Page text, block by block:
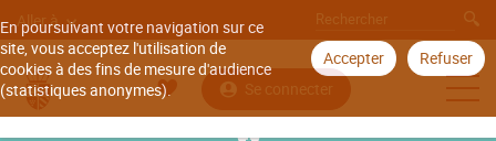
En poursuivant votre navigation sur ce
site, vous acceptez l'utilisation de
cookies à des fins de mesure d'audience
(statistiques anonymes).
Accepter Refuser
Aller à
Se connecter